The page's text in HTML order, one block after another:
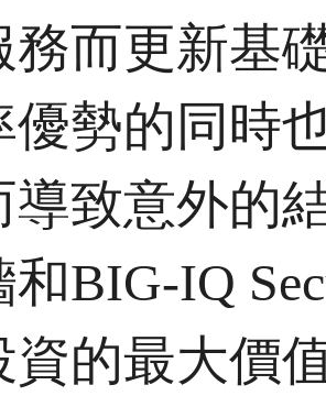
務而更新基
優勢的同時
導致意外的
和BIG-IQ
資的最大價